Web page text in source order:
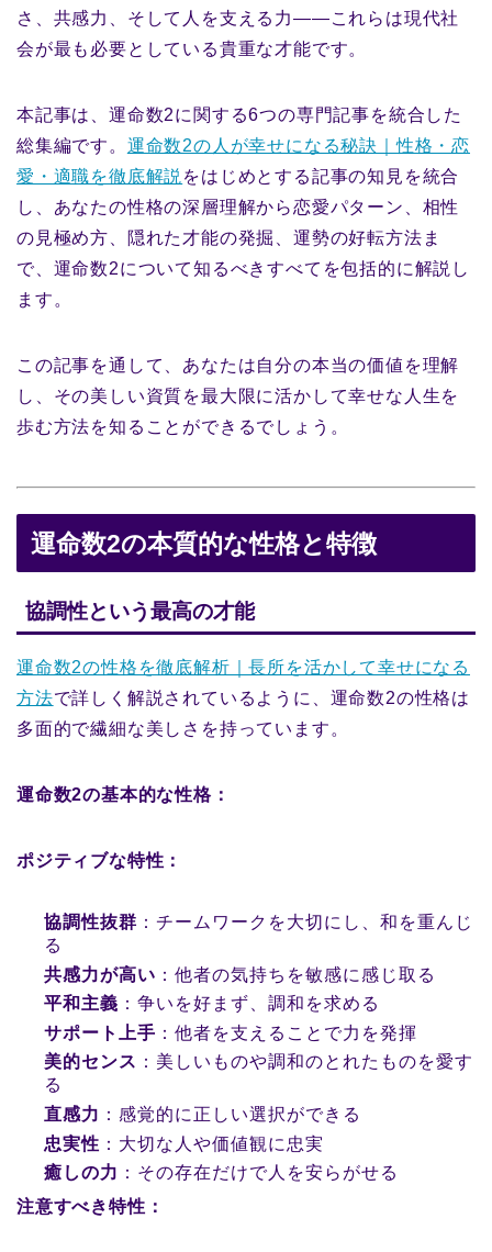
さ、共感力、そして人を支える力——これらは現代社
会が最も必要としている貴重な才能です。
本記事は、運命数2に関する6つの専門記事を統合した
総集編です。 運命数2の人が幸せになる秘訣｜性格・恋
愛・適職を徹底解説 をはじめとする記事の知見を統合
し、あなたの性格の深層理解から恋愛パターン、相性
の見極め方、隠れた才能の発掘、運勢の好転方法ま
で、運命数2について知るべきすべてを包括的に解説し
ます。
この記事を通して、あなたは自分の本当の価値を理解
し、その美しい資質を最大限に活かして幸せな人生を
歩む方法を知ることができるでしょう。
運命数2の本質的な性格と特徴
協調性という最高の才能
運命数2の性格を徹底解析｜長所を活かして幸せになる
方法で詳しく解説されているように、運命数2の性格は
多面的で繊細な美しさを持っています。
運命数2の基本的な性格：
ポジティブな特性：
協調性抜群 ：チームワークを大切にし、和を重んじ
る
共感力が高い ：他者の気持ちを敏感に感じ取る
平和主義 ：争いを好まず、調和を求める
サポート上手 ：他者を支えることで力を発揮
美的センス ：美しいものや調和のとれたものを愛す
る
直感力 ：感覚的に正しい選択ができる
忠実性 ：大切な人や価値観に忠実
癒しの力 ：その存在だけで人を安らがせる
注意すべき特性：